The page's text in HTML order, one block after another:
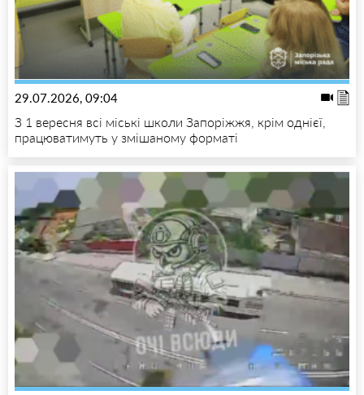
29.07.2026, 09:04
З 1 вересня всі міські школи Запоріжжя, крім однієї,
працюватимуть у змішаному форматі